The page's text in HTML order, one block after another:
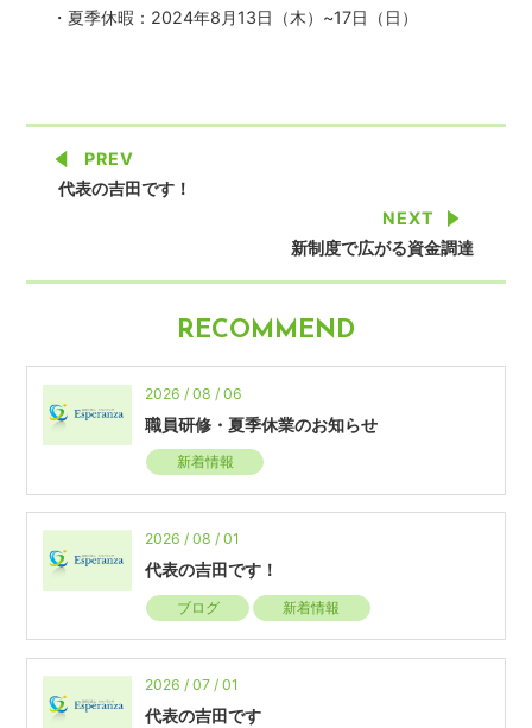
・夏季休暇：2024年8月13日（木）~17日（日）
PREV
代表の吉田です！
NEXT
新制度で広がる資金調達
RECOMMEND
2026 / 08 / 06
職員研修・夏季休業のお知らせ
新着情報
2026 / 08 / 01
代表の吉田です！
ブログ 新着情報
2026 / 07 / 01
代表の吉田です